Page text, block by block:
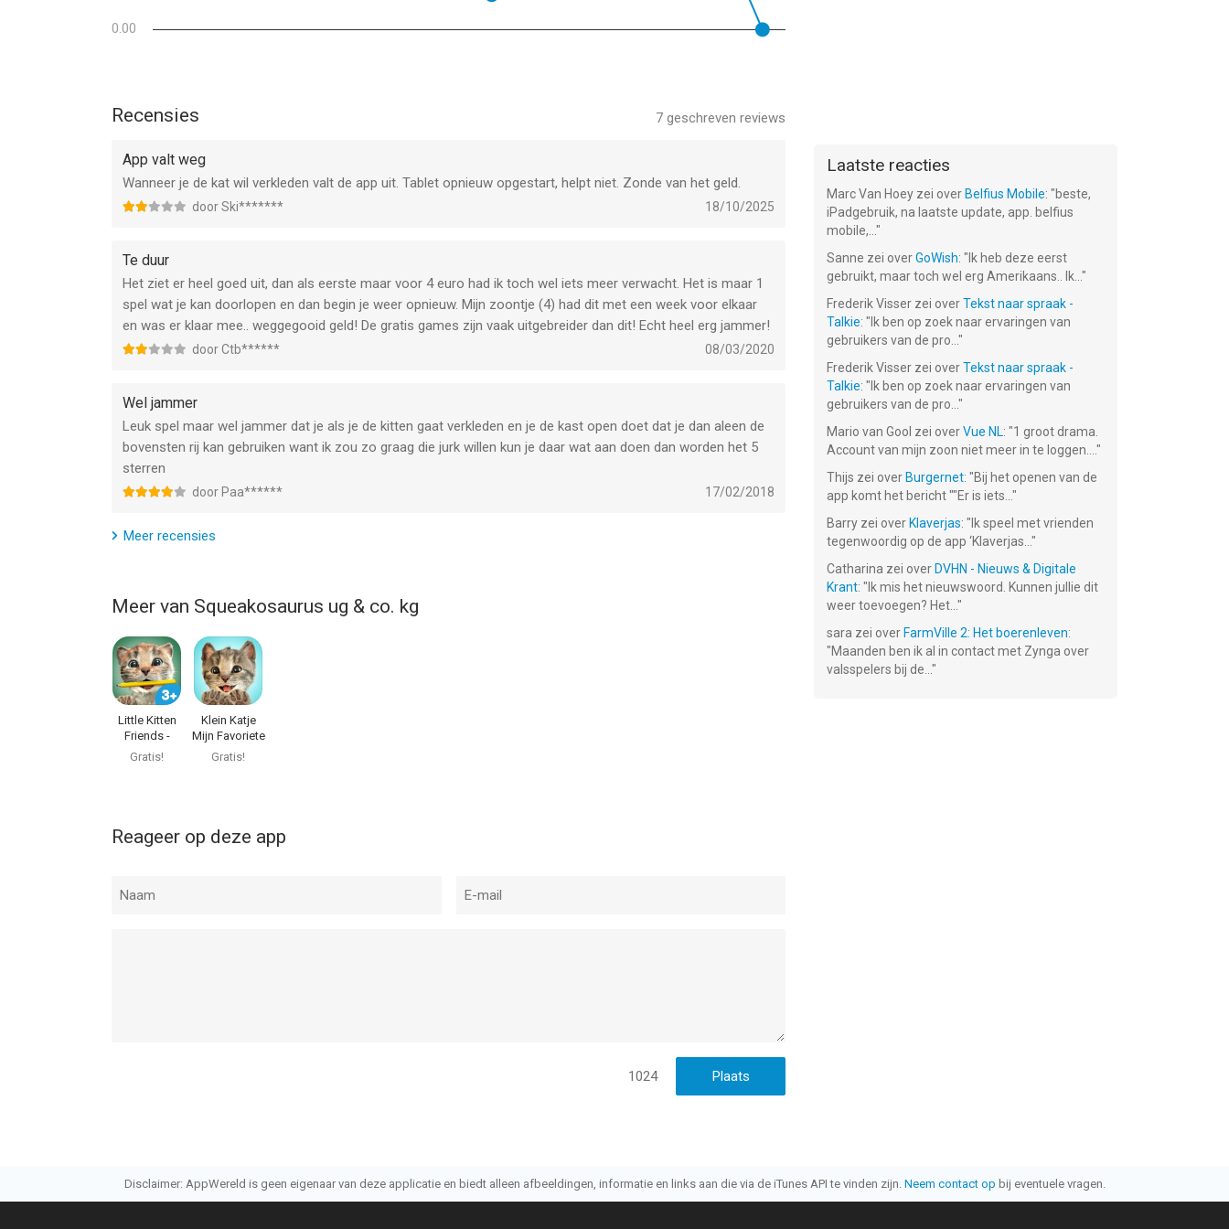
Informatie voor Kleine Kitten - Avonturenis het laatst vergeleken op 7 Aug om 16:53.
0.00
7 geschreven reviews
Recensies
App valt weg
Wanneer je de kat wil verkleden valt de app uit. Tablet opnieuw opgestart, helpt niet. Zonde van het geld.
door Ski******* 18/10/2025
Te duur
Het ziet er heel goed uit, dan als eerste maar voor 4 euro had ik toch wel iets meer verwacht. Het is maar 1
spel wat je kan doorlopen en dan begin je weer opnieuw. Mijn zoontje (4) had dit met een week voor elkaar
en was er klaar mee.. weggegooid geld! De gratis games zijn vaak uitgebreider dan dit! Echt heel erg jammer!
door Ctb****** 08/03/2020
Wel jammer
Leuk spel maar wel jammer dat je als je de kitten gaat verkleden en je de kast open doet dat je dan aleen de
bovensten rij kan gebruiken want ik zou zo graag die jurk willen kun je daar wat aan doen dan worden het 5
sterren
door Paa****** 17/02/2018
Meer recensies
Meer van Squeakosaurus ug & co. kg
Little Kitten
Friends -
School
Gratis!
Klein Katje
Mijn Favoriete
Kat
Gratis!
Reageer op deze app
1024
Laatste reacties
Marc Van Hoey zei over Belfius Mobile: "beste,
iPadgebruik, na laatste update, app. belfius
mobile,... "
Sanne zei overGoWish: " Ik heb deze eerst
gebruikt, maar toch wel erg Amerikaans.. Ik... "
Frederik Visser zei overTekst naar spraak -
Talkie: " Ik ben op zoek naar ervaringen van
gebruikers van de pro... "
Frederik Visser zei overTekst naar spraak -
Talkie: " Ik ben op zoek naar ervaringen van
gebruikers van de pro... "
Mario van Gool zei overVue NL: "1 groot drama.
Account van mijn zoon niet meer in te loggen.... "
Thijs zei over Burgernet: "Bij het openen van de
app komt het bericht ""Er is iets... "
Barry zei over Klaverjas: " Ik speel met vrienden
tegenwoordig op de app ‘Klaverjas... "
Catharina zei over DVHN - Nieuws & Digitale
Krant: " Ik mis het nieuwswoord. Kunnen jullie dit
weer toevoegen? Het... "
sara zei over FarmVille 2: Het boerenleven:
"Maanden ben ik al in contact met Zynga over
valsspelers bij de... "
Disclaimer: AppWereld is geen eigenaar van deze applicatie en biedt alleen afbeeldingen, informatie en links aan die via de iTunes API te vinden zijn. Neem contact op bij eventuele vragen.